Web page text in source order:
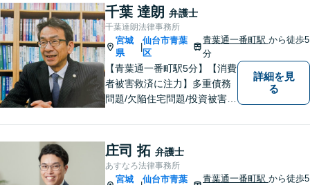
間・土曜相談あり】【明るく
キレイな完全個室相談室】
千葉 達朗 弁護士
千葉達朗法律事務所
宮城
県
仙台市青葉
区
青葉通一番町駅から徒歩5
分
【青葉通一番町駅5分】【消費
者被害救済に注力】多重債務
問題/欠陥住宅問題/投資被害問
相談ください。依頼者様のご
意向を最大限汲み取るべく、
丁寧なヒアリングと相談環境
の整備に努めています。
詳細を見
る
庄司 拓 弁護士
あすなろ法律事務所
宮城
仙台市青葉
青葉通一番町駅から徒歩5